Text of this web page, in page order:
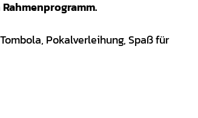
Pokalverleihung, Spaß für